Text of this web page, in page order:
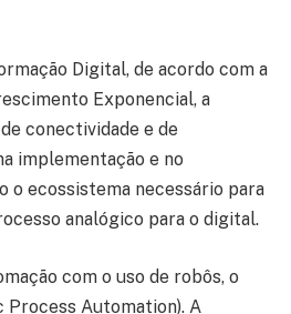
Digital, de acordo com a
Exponencial, a
conectividade e de
implementação e no
o ecossistema necessário para
analógico para o digital.
com o uso de robôs, o
Process Automation). A